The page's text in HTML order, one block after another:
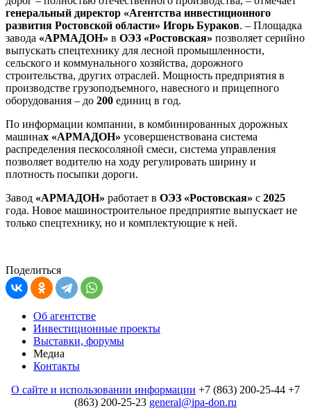
генеральный директор «Агентства инвестиционного
развития Ростовской области» Игорь Бураков. – Площадка
завода «АРМАДОН» в ОЭЗ «Ростовская» позволяет серийно
выпускать спецтехнику для лесной промышленности,
сельского и коммунального хозяйства, дорожного
строительства, других отраслей. Мощность предприятия в
производстве грузоподъемного, навесного и прицепного
оборудования – до 200 единиц в год.
По информации компании, в комбинированных дорожных
машинах «АРМАДОН» усовершенствована система
распределения пескосоляной смеси, система управления
позволяет водителю на ходу регулировать ширину и
плотность посыпки дороги.
Завод «АРМАДОН» работает в ОЭЗ «Ростовская» с 2025
года. Новое машиностроительное предприятие выпускает не
только спецтехнику, но и комплектующие к ней.
Поделиться
Об агентстве
Инвестиционные проекты
Выставки, форумы
Медиа
Контакты
О сайте и использовании информации +7 (863) 200-25-44 +7
(863) 200-25-23 general@ipa-don.ru